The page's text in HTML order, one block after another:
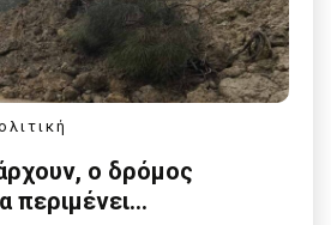
ο δρόμος
περιμένει…